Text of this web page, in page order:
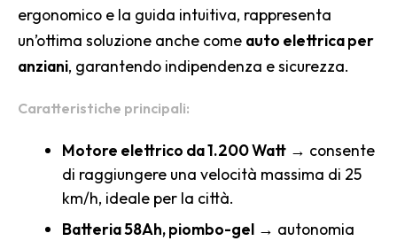
ergonomico e la guida intuitiva, rappresenta
un’ottima soluzione anche come auto elettrica per
anziani, garantendo indipendenza e sicurezza.
Caratteristiche principali:
Motore elettrico da 1.200 Watt → consente
di raggiungere una velocità massima di 25
km/h, ideale per la città.
Batteria 58Ah, piombo-gel → autonomia